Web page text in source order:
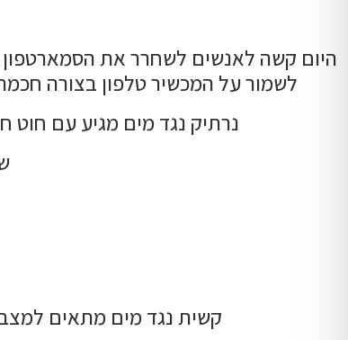
היום קשה לאנשים לשחרר את הסמארטפון
לשמור על המכשיר טלפון בצורה
נרתיק נגד מים מגיע עם
קשית נגד מים מתאים